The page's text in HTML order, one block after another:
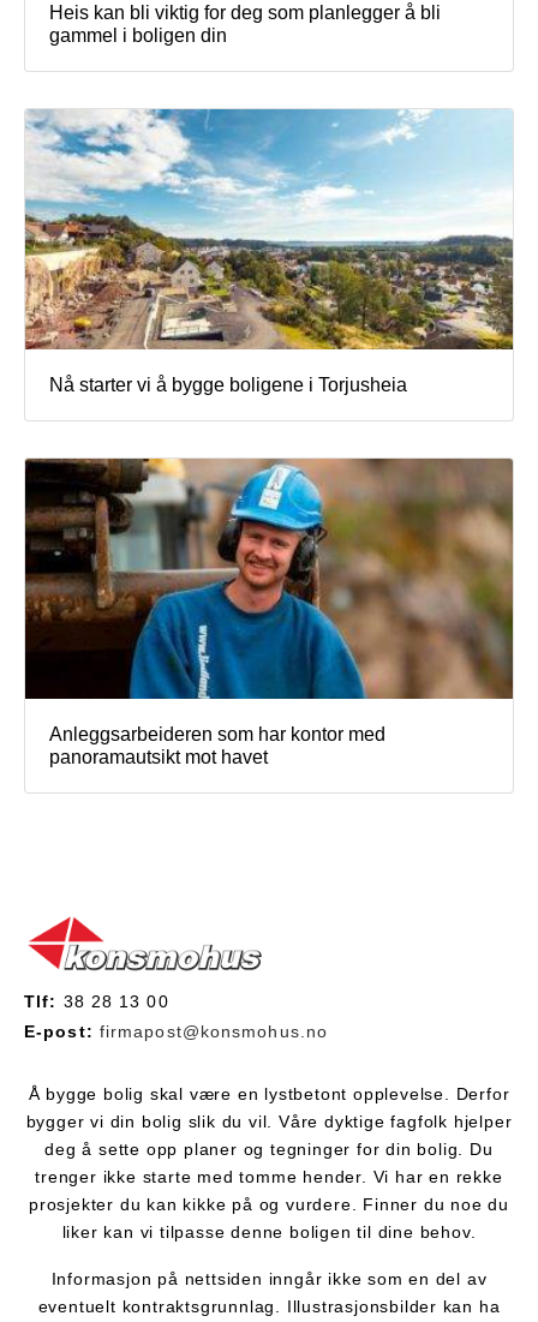
Heis kan bli viktig for deg som planlegger å bli
gammel i boligen din
Nå starter vi å bygge boligene i Torjusheia
Anleggsarbeideren som har kontor med
panoramautsikt mot havet
Tlf: 38 28 13 00
E-post: firmapost@konsmohus.no
Å bygge bolig skal være en lystbetont opplevelse. Derfor
bygger vi din bolig slik du vil. Våre dyktige fagfolk hjelper
deg å sette opp planer og tegninger for din bolig. Du
trenger ikke starte med tomme hender. Vi har en rekke
prosjekter du kan kikke på og vurdere. Finner du noe du
liker kan vi tilpasse denne boligen til dine behov.
Informasjon på nettsiden inngår ikke som en del av
eventuelt kontraktsgrunnlag. Illustrasjonsbilder kan ha